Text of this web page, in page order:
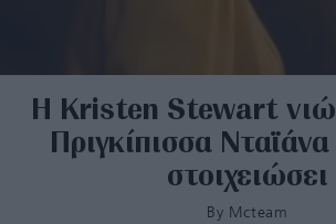
Η Kristen Stewart
Πριγκίπισσα Νταϊάνα
στοιχειώσει
By Mcteam